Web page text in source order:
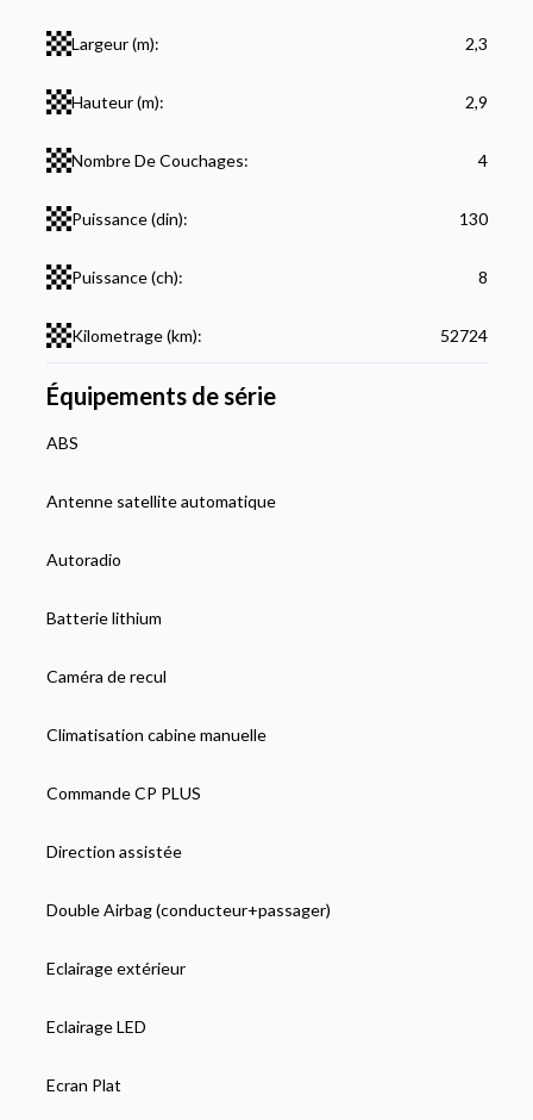
Largeur (m): 2,3
Hauteur (m): 2,9
Nombre De Couchages: 4
Puissance (din): 130
Puissance (ch): 8
Kilometrage (km): 52724
Équipements de série
ABS
Antenne satellite automatique
Autoradio
Batterie lithium
Caméra de recul
Climatisation cabine manuelle
Commande CP PLUS
Direction assistée
Double Airbag (conducteur+passager)
Eclairage extérieur
Eclairage LED
Ecran Plat